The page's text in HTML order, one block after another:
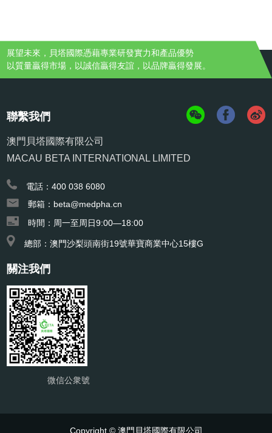
展望未來，貝塔國際憑藉專業研發實力和產品優勢
以質量贏得市場，以誠信贏得友誼，以品牌贏得發展。
聯繫我們
澳門貝塔國際有限公司
MACAU BETA INTERNATIONAL LIMITED
電話：400 038 6080
郵箱：beta@medpha.cn
時間：周一至周日9:00—18:00
總部：澳門沙梨頭南街19號華寶商業中心15樓G
關注我們
微信公衆號
Copyright © 澳門貝塔國際有限公司